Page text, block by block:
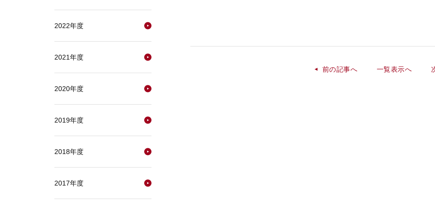
前の記事へ 一覧表示へ
2022年度
2021年度
2020年度
2019年度
2018年度
2017年度